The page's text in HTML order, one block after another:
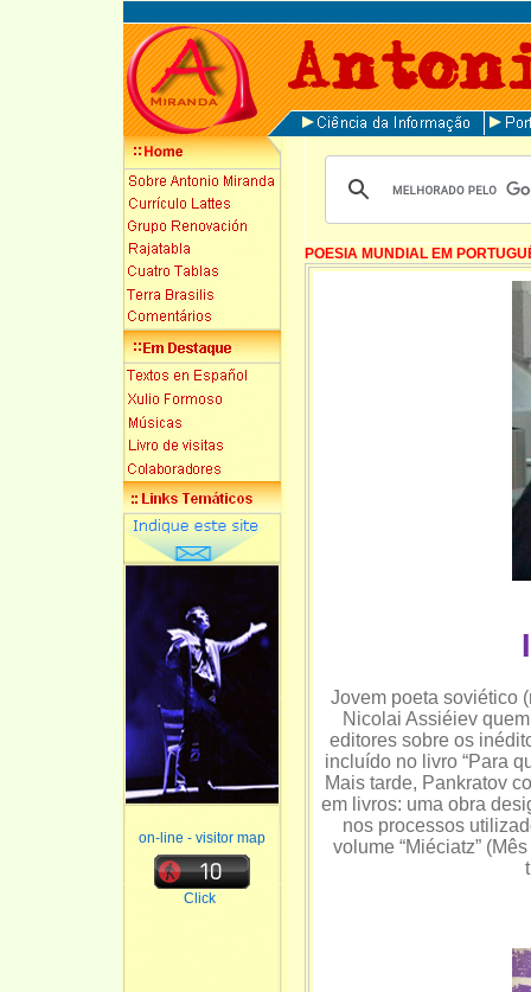
on-line - visitor map
Click
POESIA MUNDIAL EM
Jovem poeta soviético
Nicolai Assiéiev
editores sobre os
incluído no livro “Para
Mais tarde, Pankratov
em livros: uma obra
nos processos
volume “Miéciatz”